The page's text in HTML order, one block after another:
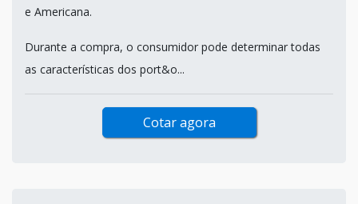
e Americana.
Durante a compra, o consumidor pode determinar todas
as características dos port&o...
Cotar agora